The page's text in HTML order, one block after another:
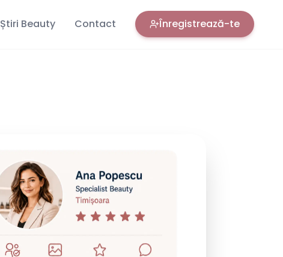
Știri Beauty Contact Înregistrează-te